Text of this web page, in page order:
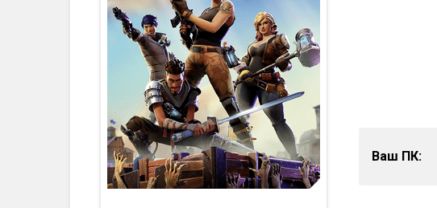
Ваш ПК: